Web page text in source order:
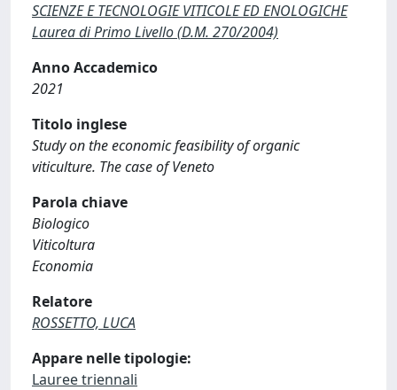
SCIENZE E TECNOLOGIE VITICOLE ED ENOLOGICHE
Laurea di Primo Livello (D.M. 270/2004)
Anno Accademico
2021
Titolo inglese
Study on the economic feasibility of organic
viticulture. The case of Veneto
Parola chiave
Biologico
Viticoltura
Economia
Relatore
ROSSETTO, LUCA
Appare nelle tipologie:
Lauree triennali